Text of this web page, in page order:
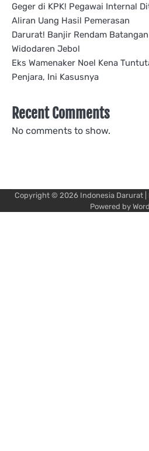
Geger di KPK! Pegawai Internal
Aliran Uang Hasil Pemerasan
Darurat! Banjir Rendam
Widodaren Jebol
Eks Wamenaker Noel Kena
Penjara, Ini Kasusnya
Recent Comments
No comments to show.
Copyright © 2026 Indonesia Darurat
Powered by